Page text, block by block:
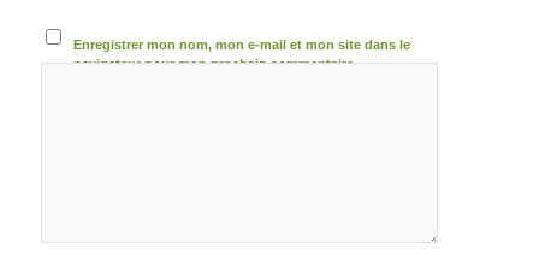
Enregistrer mon nom, mon e-mail et mon site dans le
navigateur pour mon prochain commentaire.